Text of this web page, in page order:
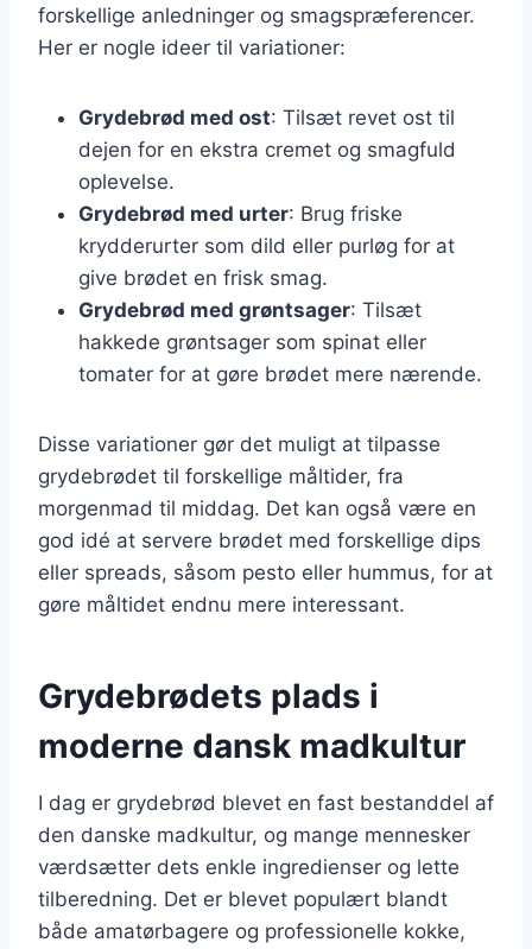
forskellige anledninger og smagspræferencer.
Her er nogle ideer til variationer:
Grydebrød med ost: Tilsæt revet ost til
dejen for en ekstra cremet og smagfuld
oplevelse.
Grydebrød med urter: Brug friske
krydderurter som dild eller purløg for at
give brødet en frisk smag.
Grydebrød med grøntsager: Tilsæt
hakkede grøntsager som spinat eller
tomater for at gøre brødet mere nærende.
Disse variationer gør det muligt at tilpasse
grydebrødet til forskellige måltider, fra
morgenmad til middag. Det kan også være en
god idé at servere brødet med forskellige dips
eller spreads, såsom pesto eller hummus, for at
gøre måltidet endnu mere interessant.
Grydebrødets plads i
moderne dansk madkultur
I dag er grydebrød blevet en fast bestanddel af
den danske madkultur, og mange mennesker
værdsætter dets enkle ingredienser og lette
tilberedning. Det er blevet populært blandt
både amatørbagere og professionelle kokke,